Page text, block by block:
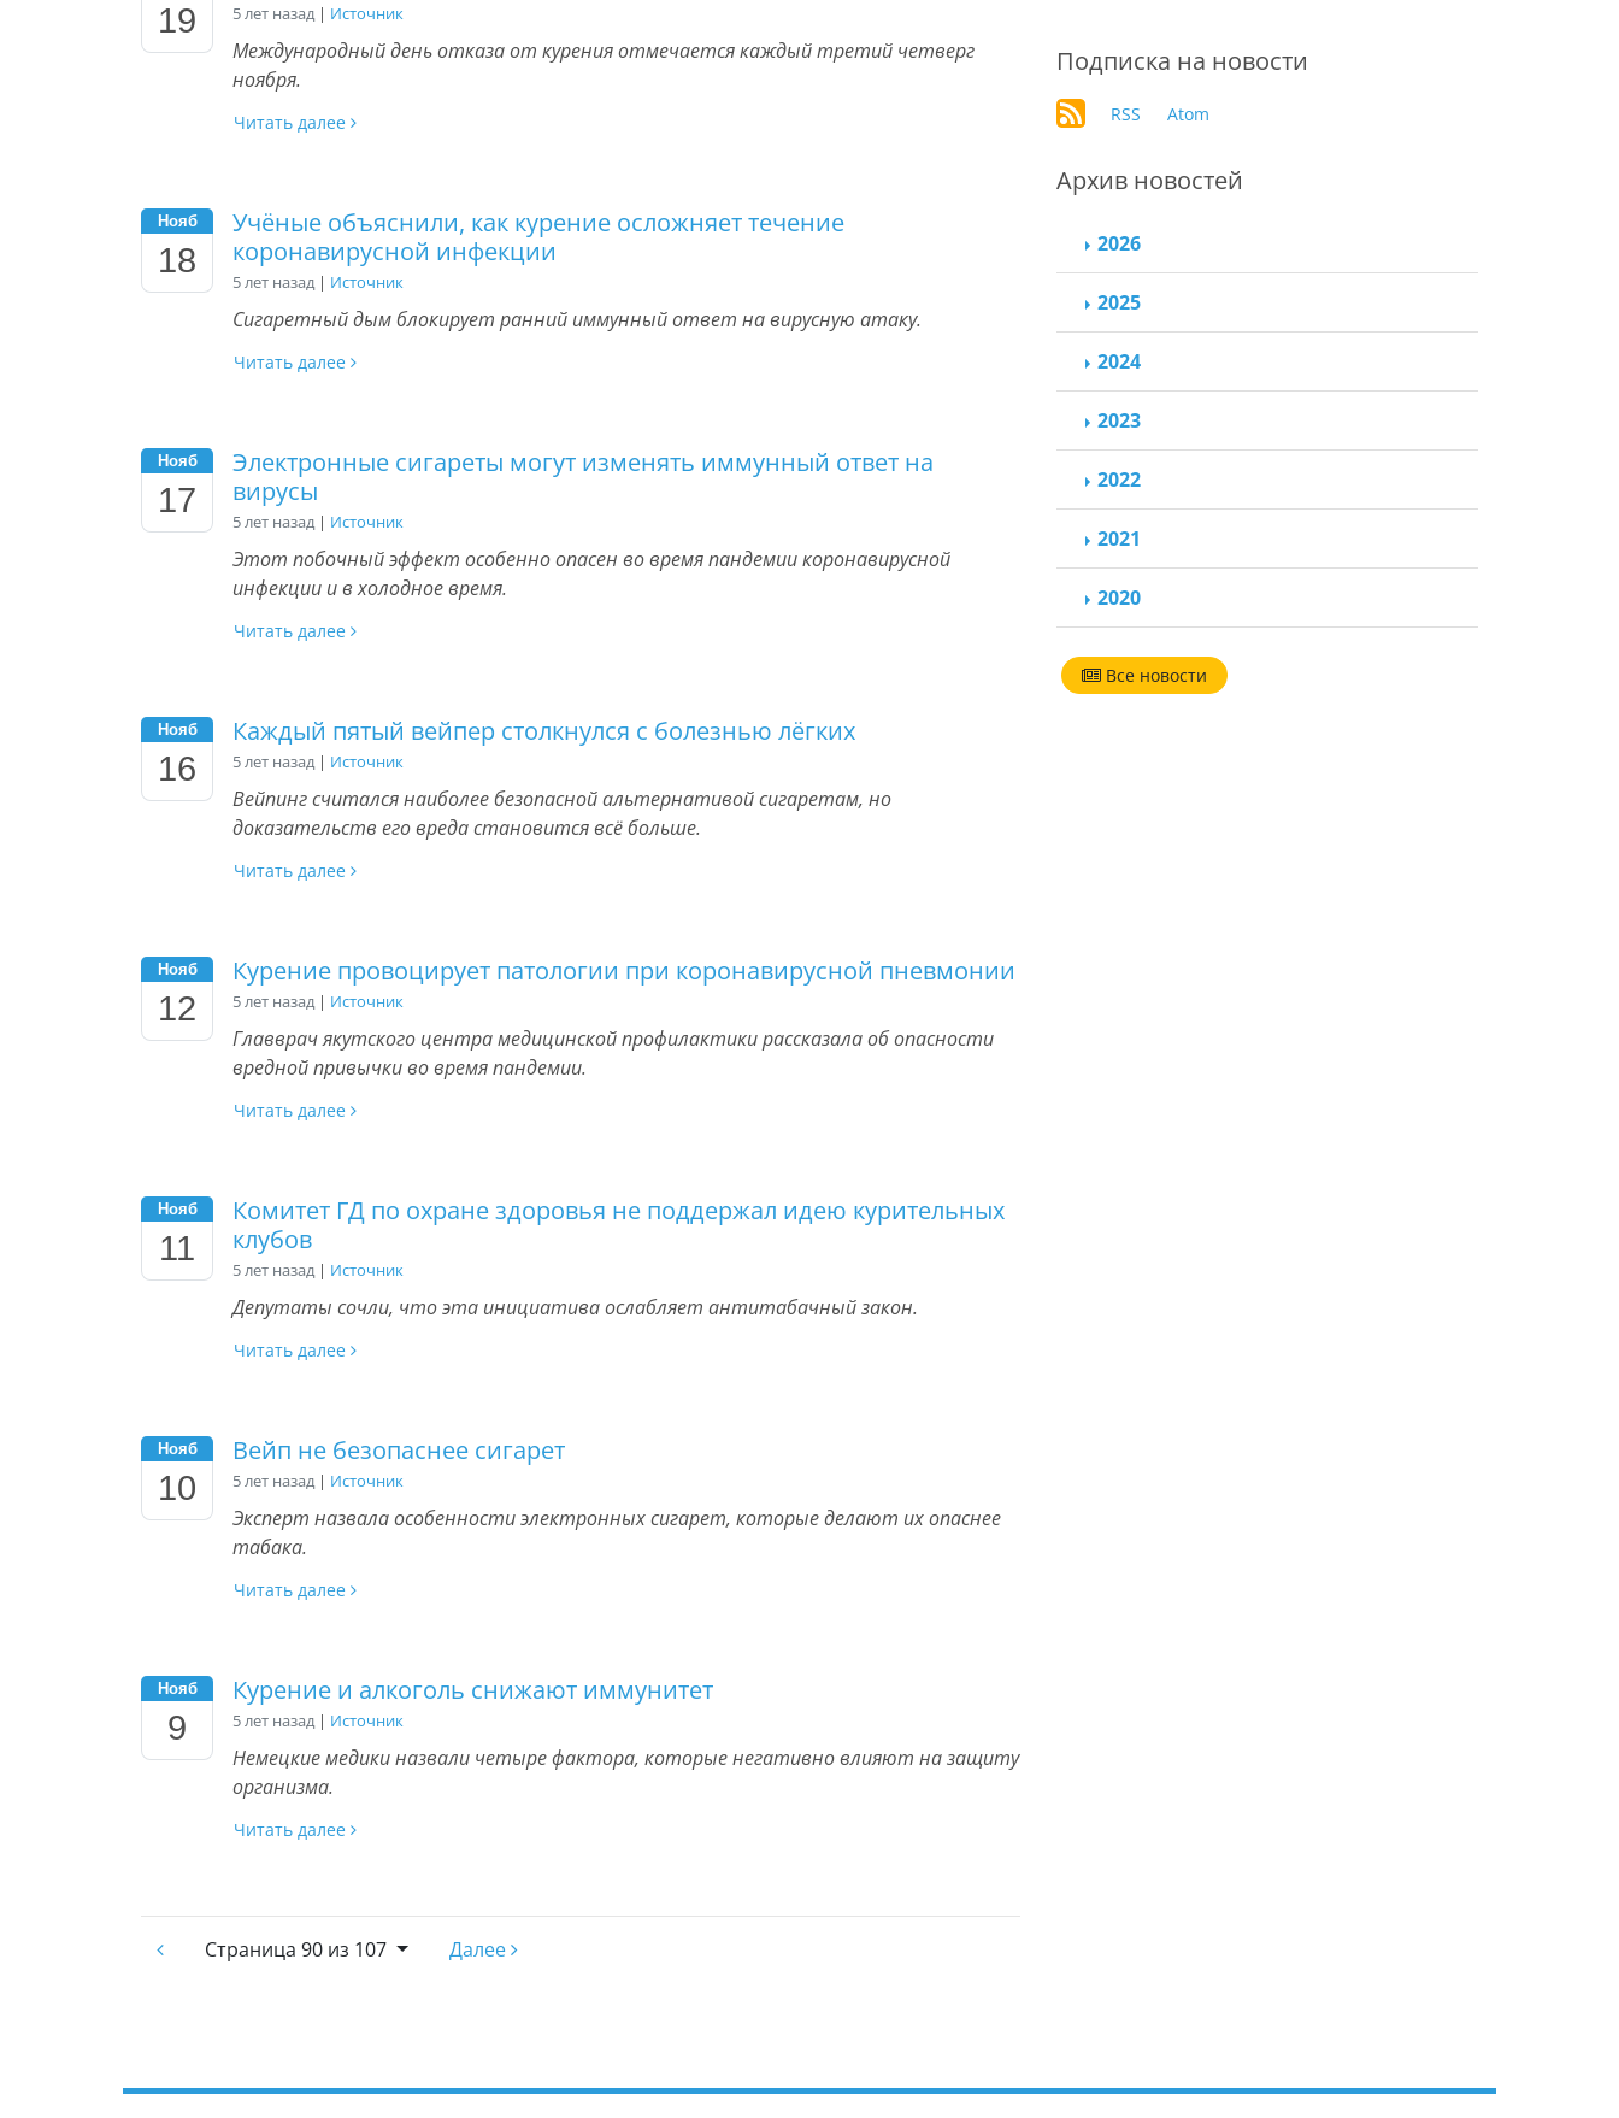
19 5 лет назад | Источник
Международный день отказа от курения отмечается каждый третий четверг
ноября.
Читать далее
Нояб
18
Учёные объяснили, как курение осложняет течение
коронавирусной инфекции
5 лет назад | Источник
Сигаретный дым блокирует ранний иммунный ответ на вирусную атаку.
Читать далее
Нояб
17
Электронные сигареты могут изменять иммунный ответ на
вирусы
5 лет назад | Источник
Этот побочный эффект особенно опасен во время пандемии коронавирусной
инфекции и в холодное время.
Читать далее
Нояб
16
Каждый пятый вейпер столкнулся с болезнью лёгких
5 лет назад | Источник
Вейпинг считался наиболее безопасной альтернативой сигаретам, но
доказательств его вреда становится всё больше.
Читать далее
Нояб
12
Курение провоцирует патологии при коронавирусной пневмонии
5 лет назад | Источник
Главврач якутского центра медицинской профилактики рассказала об опасности
вредной привычки во время пандемии.
Читать далее
Нояб
11
Комитет ГД по охране здоровья не поддержал идею курительных
клубов
5 лет назад | Источник
Депутаты сочли, что эта инициатива ослабляет антитабачный закон.
Читать далее
Нояб
10
Вейп не безопаснее сигарет
5 лет назад | Источник
Эксперт назвала особенности электронных сигарет, которые делают их опаснее
табака.
Читать далее
Нояб
9
Курение и алкоголь снижают иммунитет
5 лет назад | Источник
Немецкие медики назвали четыре фактора, которые негативно влияют на защиту
организма.
Читать далее
Страница 90 из 107 Далее
Подписка на новости
RSS Atom
Архив новостей
2026
2025
2024
2023
2022
2021
2020
Все новости